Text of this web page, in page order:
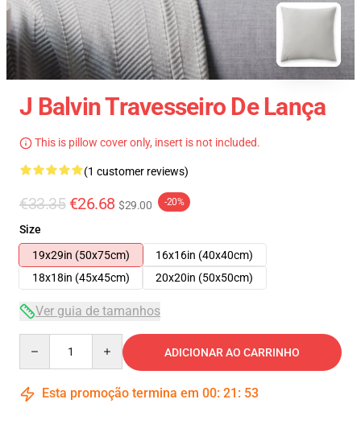
J Balvin Travesseiro De Lança
This is pillow cover only, insert is not included.
(1 customer reviews)
€33.35 €26.68 $29.00 -20%
Size
19x29in (50x75cm)
16x16in (40x40cm)
18x18in (45x45cm)
20x20in (50x50cm)
Ver guia de tamanhos
ADICIONAR AO CARRINHO
Esta promoção termina em 00: 21 : 52